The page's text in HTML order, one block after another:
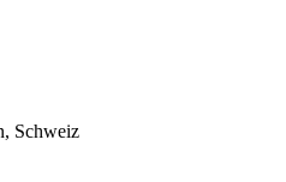
Schweiz